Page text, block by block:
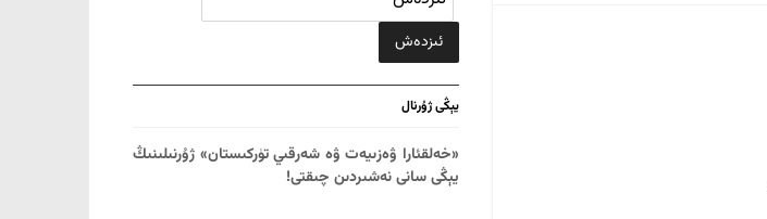
يېڭى ژۇرنال
«خەلقئارا ۋەزىيەت ۋە شەرقىي تۈركىستان» ژۇرنىلىنىڭ
يېڭى سانى نەشىردىن چىقتى!